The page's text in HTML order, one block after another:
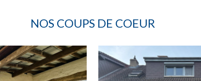
NOS COUPS DE COEUR